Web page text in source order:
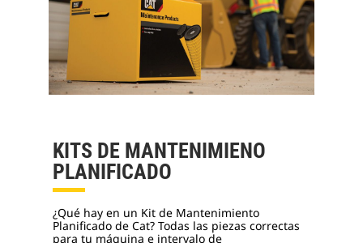
KITS DE MANTENIMIENO
PLANIFICADO
¿Qué hay en un Kit de Mantenimiento
Planificado de Cat? Todas las piezas correctas
para tu máquina e intervalo de